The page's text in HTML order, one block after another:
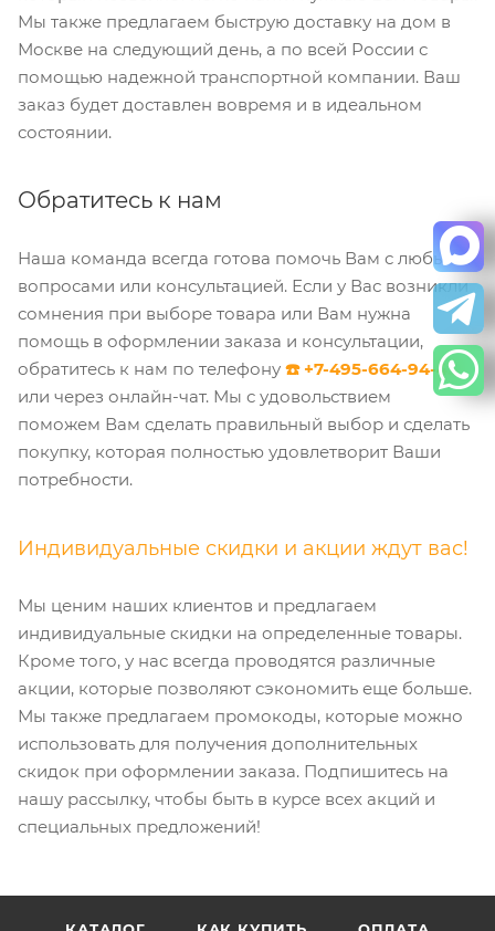
Мы также предлагаем быструю доставку на дом в
Москве на следующий день, а по всей России с
помощью надежной транспортной компании. Ваш
заказ будет доставлен вовремя и в идеальном
состоянии.
Обратитесь к нам
Наша команда всегда готова помочь Вам с любыми
вопросами или консультацией. Если у Вас возникли
сомнения при выборе товара или Вам нужна
помощь в оформлении заказа и консультации,
обратитесь к нам по телефону ☎️ +7-495-664-94-45
или через онлайн-чат. Мы с удовольствием
поможем Вам сделать правильный выбор и сделать
покупку, которая полностью удовлетворит Ваши
потребности.
Индивидуальные скидки и акции ждут вас!
Мы ценим наших клиентов и предлагаем
индивидуальные скидки на определенные товары.
Кроме того, у нас всегда проводятся различные
акции, которые позволяют сэкономить еще больше.
Мы также предлагаем промокоды, которые можно
использовать для получения дополнительных
скидок при оформлении заказа. Подпишитесь на
нашу рассылку, чтобы быть в курсе всех акций и
специальных предложений!